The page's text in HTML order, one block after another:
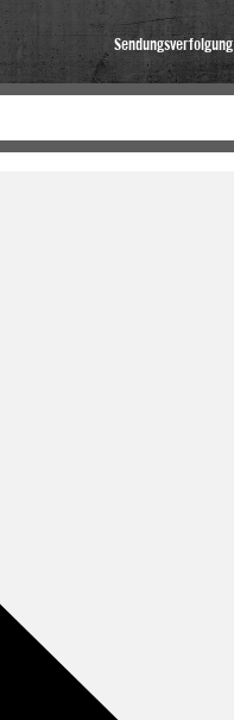
Sendungsverfolgung